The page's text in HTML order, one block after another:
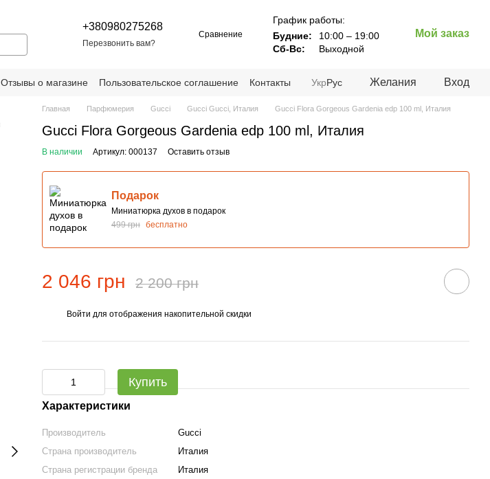
+380980275268
Перезвонить вам?
Сравнение
График работы:
Будние:
10:00 – 19:00
Сб-Вс:
Выходной
Мой заказ
Отзывы о магазине Пользовательское соглашение
Контакты
УкрРус Желания Вход
Главная Парфюмерия Gucci Gucci Gucci, Италия Gucci Flora Gorgeous Gardenia edp 100 ml, Италия
Gucci Flora Gorgeous Gardenia edp 100 ml, Италия
В наличии Артикул: 000137 Оставить отзыв
Подарок
Миниатюрка духов в подарок
499 грн бесплатно
2 046 грн 2 200 грн
Войти для отображения накопительной скидки
Купить
Характеристики
Производитель
Gucci
Страна производитель
Италия
Страна регистрации бренда
Италия